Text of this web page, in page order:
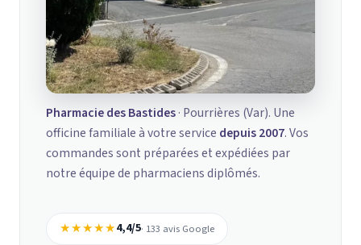
Pharmacie des Bastides· Pourrières (Var). Une
officine familiale à votre service depuis 2007. Vos
commandes sont préparées et expédiées par
notre équipe de pharmaciens diplômés.
★★★★★4,4/5· 133 avis Google